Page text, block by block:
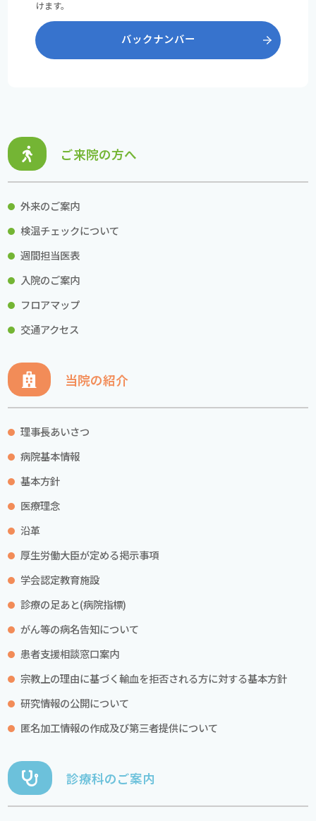
けます。
バックナンバー
ご来院の方へ
外来のご案内
検温チェックについて
週間担当医表
入院のご案内
フロアマップ
交通アクセス
当院の紹介
理事長あいさつ
病院基本情報
基本方針
医療理念
沿革
厚生労働大臣が定める掲示事項
学会認定教育施設
診療の足あと(病院指標)
がん等の病名告知について
患者支援相談窓口案内
宗教上の理由に基づく輸血を拒否される方に対する基本方針
研究情報の公開について
匿名加工情報の作成及び第三者提供について
診療科のご案内